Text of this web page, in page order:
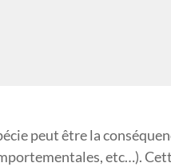
peut être la
etc…).